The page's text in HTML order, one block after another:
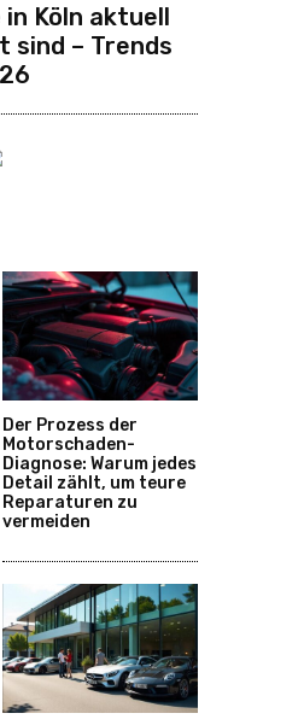
in Köln aktuell
sind – Trends
Der Prozess der
Motorschaden-
Diagnose: Warum jedes
Detail zählt, um teure
Reparaturen zu
vermeiden